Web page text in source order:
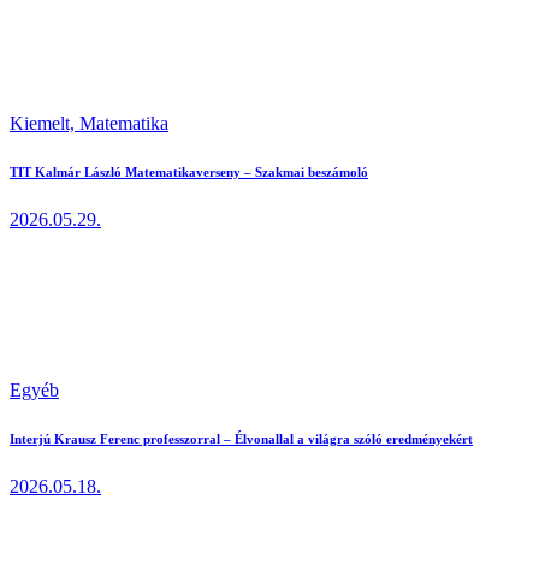
Kiemelt, Matematika
TIT Kalmár László Matematikaverseny – Szakmai beszámoló
2026.05.29.
Egyéb
Interjú Krausz Ferenc professzorral – Élvonallal a világra szóló eredményekért
2026.05.18.